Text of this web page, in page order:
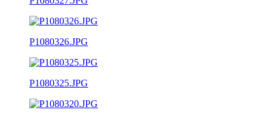
P1080326.JPG
P1080325.JPG